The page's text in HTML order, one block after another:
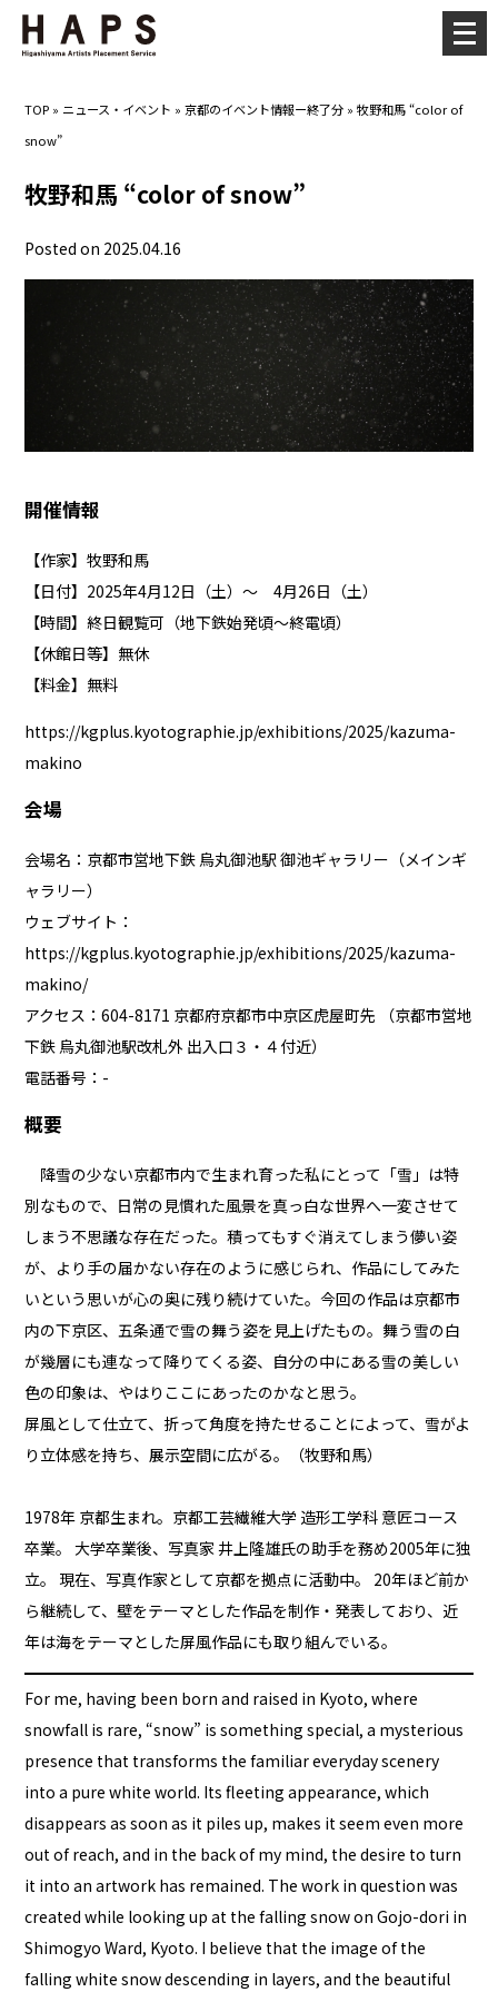
TOP » ニュース・イベント »京都のイベント情報ー終了分 »牧野和馬 “color of
snow”
牧野和馬 “color of snow”
Posted on 2025.04.16
開催情報
【作家】牧野和馬
【日付】2025年4月12日（土）〜 4月26日（土）
【時間】終日観覧可（地下鉄始発頃〜終電頃）
【休館日等】無休
【料金】無料
https://kgplus.kyotographie.jp/exhibitions/2025/kazuma-
makino
会場
会場名：京都市営地下鉄 烏丸御池駅 御池ギャラリー（メインギ
ャラリー）
ウェブサイト：
https://kgplus.kyotographie.jp/exhibitions/2025/kazuma-
makino/
アクセス：604-8171 京都府京都市中京区虎屋町先 （京都市営地
下鉄 烏丸御池駅改札外 出入口３・４付近）
電話番号：-
概要
降雪の少ない京都市内で生まれ育った私にとって「雪」は特
別なもので、日常の見慣れた風景を真っ白な世界へ一変させて
しまう不思議な存在だった。積ってもすぐ消えてしまう儚い姿
が、より手の届かない存在のように感じられ、作品にしてみた
いという思いが心の奥に残り続けていた。今回の作品は京都市
内の下京区、五条通で雪の舞う姿を見上げたもの。舞う雪の白
が幾層にも連なって降りてくる姿、自分の中にある雪の美しい
色の印象は、やはりここにあったのかなと思う。
屏風として仕立て、折って角度を持たせることによって、雪がよ
り立体感を持ち、展示空間に広がる。（牧野和馬）
1978年 京都生まれ。京都工芸繊維大学 造形工学科 意匠コース
卒業。 大学卒業後、写真家 井上隆雄氏の助手を務め2005年に独
立。 現在、写真作家として京都を拠点に活動中。 20年ほど前か
ら継続して、壁をテーマとした作品を制作・発表しており、近
年は海をテーマとした屏風作品にも取り組んでいる。
For me, having been born and raised in Kyoto, where
snowfall is rare, “snow” is something special, a mysterious
presence that transforms the familiar everyday scenery
into a pure white world. Its fleeting appearance, which
disappears as soon as it piles up, makes it seem even more
out of reach, and in the back of my mind, the desire to turn
it into an artwork has remained. The work in question was
created while looking up at the falling snow on Gojo-dori in
Shimogyo Ward, Kyoto. I believe that the image of the
falling white snow descending in layers, and the beautiful
メ
ニ
ー